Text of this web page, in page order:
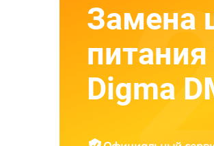
Замена
Digma